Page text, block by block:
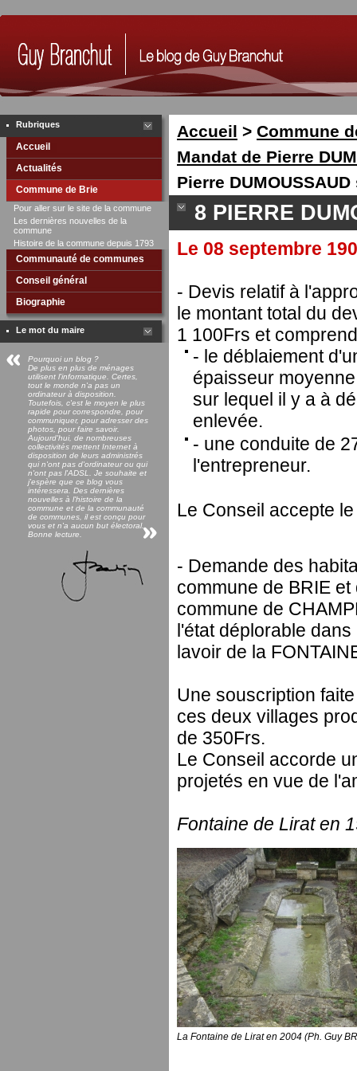
Rubriques
Accueil
Actualités
Commune de Brie
Pour aller sur le site de la commune
Les dernières nouvelles de la
commune
Histoire de la commune depuis 1793
Communauté de communes
Conseil général
Biographie
Le mot du maire
Pourquoi un blog ?
De plus en plus de ménages
utilisent l'informatique. Certes,
tout le monde n'a pas un
ordinateur à disposition.
Toutefois, c'est le moyen le plus
rapide pour correspondre, pour
communiquer, pour adresser des
photos, pour faire savoir.
Aujourd'hui, de nombreuses
collectivités mettent Internet à
disposition de leurs administrés
qui n'ont pas d'ordinateur ou qui
n'ont pas l'ADSL. Je souhaite et
j'espère que ce blog vous
intéressera. Des dernières
nouvelles à l'histoire de la
commune et de la communauté
de communes, il est conçu pour
vous et n'a aucun but électoral.
Bonne lecture.
Accueil > Commune
Mandat de Pierre
Pierre
8 PIERRE
Le 08 septembre
- Devis relatif à
le montant total du
1 100Frs et
- le déblaiement
épaisseur
sur lequel il y a à
enlevée.
- une conduite de
l'entrepreneur.
Le Conseil accepte
- Demande des
commune de BRIE et
commune de
l'état déplorable
lavoir de la
Une souscription
ces deux villages
de 350Frs.
Le Conseil accorde
projetés en vue de
Fontaine de Lirat en
La Fontaine de Lirat en 2004 (Ph. Guy